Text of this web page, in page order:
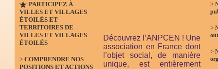
PARTICIPEZ À
VILLES ET VILLAGES
ÉTOILÉS ET
TERRITOIRES DE
VILLES ET VILLAGES
ÉTOILÉS
> COMPRENDRE NOS
POSITIONS ET ACTIONS
Découvrez l’ANPCEN ! Une
association en France dont
l’objet social, de manière
unique, est entièrement
>
>
>